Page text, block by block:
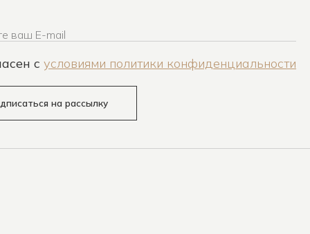
ваш E-mail
c условиями политики конфиденциальности
на рассылку